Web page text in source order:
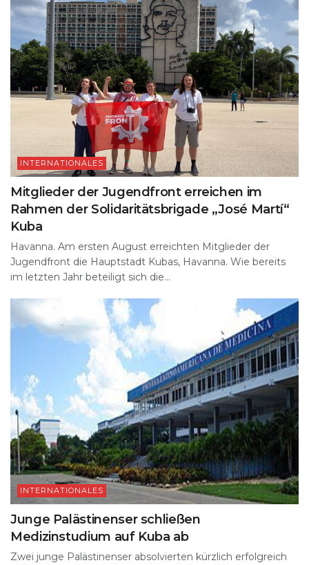
INTERNATIONALES
Mitglieder der Jugendfront erreichen im
Rahmen der Solidaritätsbrigade „José Martí“
Kuba
Havanna. Am ersten August erreichten Mitglieder der
Jugendfront die Hauptstadt Kubas, Havanna. Wie bereits
im letzten Jahr beteiligt sich die...
INTERNATIONALES
Junge Palästinenser schließen
Medizinstudium auf Kuba ab
Zwei junge Palästinenser absolvierten kürzlich erfolgreich